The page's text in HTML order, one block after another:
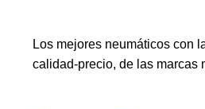
Los mejores neumáticos con
calidad-precio, de las marcas